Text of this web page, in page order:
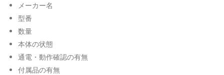
メーカー名
型番
数量
本体の状態
通電・動作確認の有無
付属品の有無